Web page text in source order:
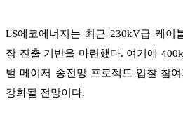
LS에코에너지는 최근 230kV급 케이
장 진출 기반을 마련했다. 여기에
벌 메이저 송전망 프로젝트 입찰 참
강화될 전망이다.